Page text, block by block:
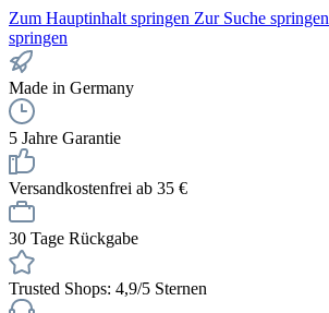
Zum Hauptinhalt springen Zur Suche springen
springen
Made in Germany
5 Jahre Garantie
Versandkostenfrei ab 35 €
30 Tage Rückgabe
Trusted Shops: 4,9/5 Sternen